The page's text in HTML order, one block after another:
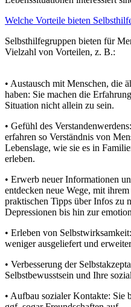
Welche Vorteile bieten
Selbsthilfegruppen bieten für
Vielzahl von Vorteilen, z. B.:
• Austausch mit Menschen, die
haben: Sie machen die
Situation nicht allein zu sein.
• Gefühl des
erfahren so Verständnis von
Lebenslage, wie sie es in
erleben.
• Erwerb neuer Informationen
entdecken neue Wege, mit
praktischen Tipps über Infos zu
Depressionen bis hin zur
• Erleben von
weniger ausgeliefert und
• Verbesserung der
Selbstbewusstsein und Ihre
• Aufbau sozialer Kontakte: Sie